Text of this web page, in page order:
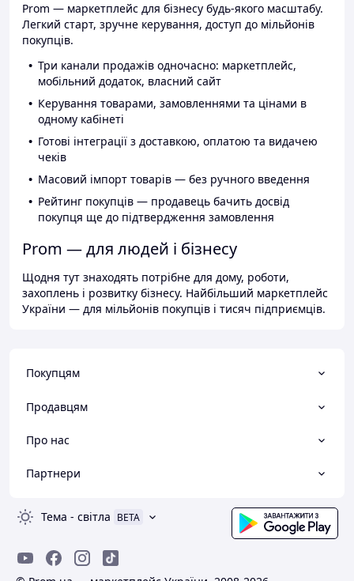
Prom — маркетплейс для бізнесу будь-якого масштабу.
Легкий старт, зручне керування, доступ до мільйонів
покупців.
Три канали продажів одночасно: маркетплейс,
мобільний додаток, власний сайт
Керування товарами, замовленнями та цінами в
одному кабінеті
Готові інтеграції з доставкою, оплатою та видачею
чеків
Масовий імпорт товарів — без ручного введення
Рейтинг покупців — продавець бачить досвід
покупця ще до підтвердження замовлення
Prom — для людей і бізнесу
Щодня тут знаходять потрібне для дому, роботи,
захоплень і розвитку бізнесу. Найбільший маркетплейс
України — для мільйонів покупців і тисяч підприємців.
Покупцям
Продавцям
Про нас
Партнери
Тема - світла BETA